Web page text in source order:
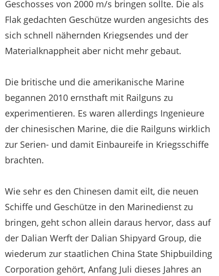
Geschosses von 2000 m/s bringen sollte. Die als
Flak gedachten Geschütze wurden angesichts des
sich schnell nähernden Kriegsendes und der
Materialknappheit aber nicht mehr gebaut.
Die britische und die amerikanische Marine
begannen 2010 ernsthaft mit Railguns zu
experimentieren. Es waren allerdings Ingenieure
der chinesischen Marine, die die Railguns wirklich
zur Serien- und damit Einbaureife in Kriegsschiffe
brachten.
Wie sehr es den Chinesen damit eilt, die neuen
Schiffe und Geschütze in den Marinedienst zu
bringen, geht schon allein daraus hervor, dass auf
der Dalian Werft der Dalian Shipyard Group, die
wiederum zur staatlichen China State Shipbuilding
Corporation gehört, Anfang Juli dieses Jahres an